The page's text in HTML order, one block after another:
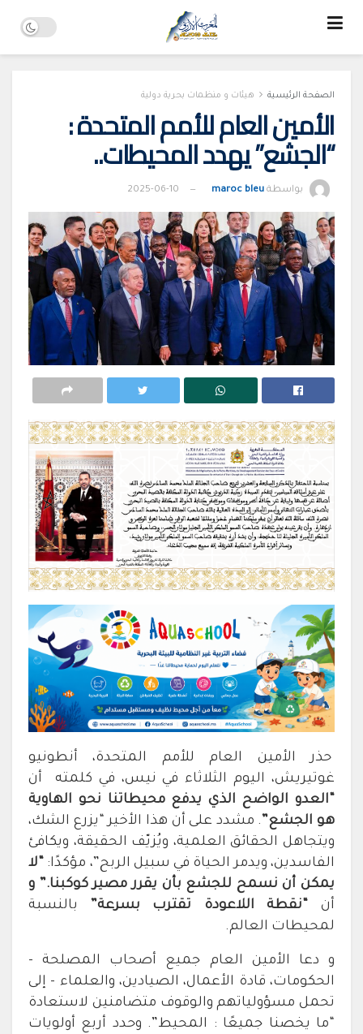
الصفحة الرئيسية هيئات و منظمات بحرية دولية
الأمين العام للأمم المتحدة :
“الجشع” يهدد المحيطات..
بواسطة maroc bleu
2025-06-10
حذر الأمين العام للأمم المتحدة، أنطونيو
غوتيريش، اليوم الثلاثاء في نيس، في كلمته أن
“العدو الواضح الذي يدفع محيطاتنا نحو الهاوية
هو الجشع”. مشدد على أن هذا الأخير “يزرع الشك،
ويتجاهل الحقائق العلمية، ويُزيّف الحقيقة، ويكافئ
الفاسدين، ويدمر الحياة في سبيل الربح”، مؤكدًا:
“لا
يمكن أن نسمح للجشع بأن يقرر مصير كوكبنا.” و
أن
“نقطة اللاعودة تقترب بسرعة” بالنسبة
لمحيطات العالم.
و دعا الأمين العام جميع أصحاب المصلحة –
الحكومات، قادة الأعمال، الصيادين، والعلماء – إلى
تحمل مسؤولياتهم والوقوف متضامنين لاستعادة
“ما يخصنا جميعًا : المحيط”. وحدد أربع أولويات